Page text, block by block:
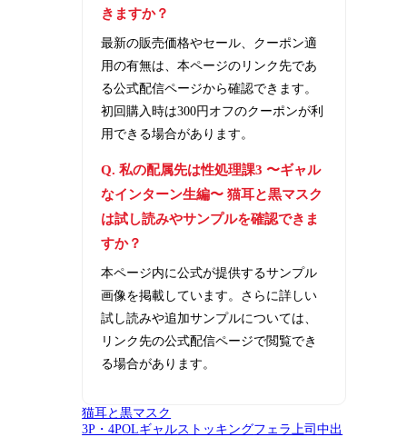
きますか？
最新の販売価格やセール、クーポン適
用の有無は、本ページのリンク先であ
る公式配信ページから確認できます。
初回購入時は300円オフのクーポンが利
用できる場合があります。
Q. 私の配属先は性処理課3 〜ギャル
なインターン生編〜 猫耳と黒マスク
は試し読みやサンプルを確認できま
すか？
本ページ内に公式が提供するサンプル
画像を掲載しています。さらに詳しい
試し読みや追加サンプルについては、
リンク先の公式配信ページで閲覧でき
る場合があります。
猫耳と黒マスク
3P・4POLギャルストッキングフェラ 上司中出